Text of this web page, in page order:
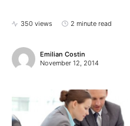
350 views 2 minute read
Emilian Costin
November 12, 2014